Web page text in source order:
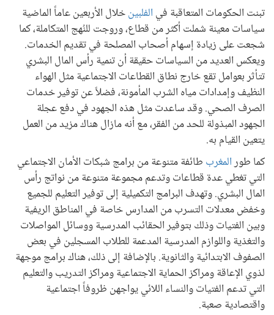
تبنت الحكومات المتعاقبة في الفلبينخلال الأربعين عاماً الماضية
سياسات معينة شملت أكثر من قطاع، وروجت للنُهج المتكاملة، كما
شجعت على زيادة إسهام أصحاب المصلحة في تقديم الخدمات.
ويعكس العديد من السياسات حقيقة أن تنمية رأس المال البشري
تتأثر بعوامل تقع خارج نطاق القطاعات الاجتماعية مثل الهواء
النظيف وإمدادات مياه الشرب المأمونة، فضلاً عن توفير خدمات
الصرف الصحي. وقد ساعدت مثل هذه الجهود في دفع عجلة
الجهود المبذولة للحد من الفقر، مع أنه مازال هناك مزيد من العمل
يتعين القيام به.
كما طورالمغرب طائفة متنوعة من برامج شبكات الأمان الاجتماعي
التي تغطي عدة قطاعات وتدعم مجموعة متنوعة من نواتج رأس
المال البشري. وتهدف البرامج التكميلية إلى توفير التعليم للجميع
وخفض معدلات التسرب من المدارس خاصة في المناطق الريفية
وبين الفتيات وذلك بتوفير الحقائب المدرسية ووسائل المواصلات
والتغذية واللوازم المدرسية المدعمة للطلاب المسجلين في بعض
الصفوف الابتدائية والثانوية. بالإضافة إلى ذلك، هناك برامج موجهة
لذوي الإعاقة ومراكز الحماية الاجتماعية ومراكز التدريب والتعليم
التي تدعم الفتيات والنساء اللائي يواجهن ظروفاً اجتماعية
واقتصادية صعبة.